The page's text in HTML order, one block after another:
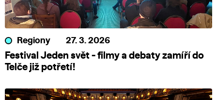
Regiony 27. 3. 2026
Festival Jeden svět - filmy a debaty zamíří do
Telče již potřetí!